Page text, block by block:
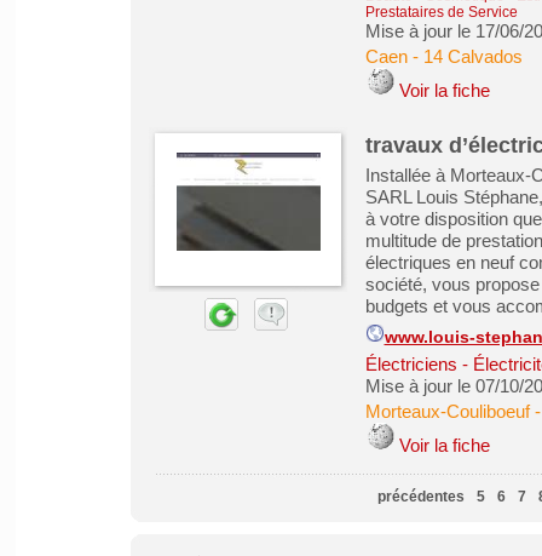
Prestataires de Service
Mise à jour le 17/06/
Caen- 14 Calvados
Voir la fiche
travaux
Installée à Morteaux-
SARL Louis
à votre disposition
multitude de
électriques en neuf
société, vous
budgets et vous
www.louis-
Électriciens -
Mise à jour le 07/10/
Morteaux-Couliboeuf
Voir la fiche
précédentes 5 6 7